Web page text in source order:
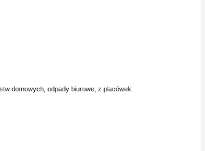
domowych, odpady biurowe, z placówek